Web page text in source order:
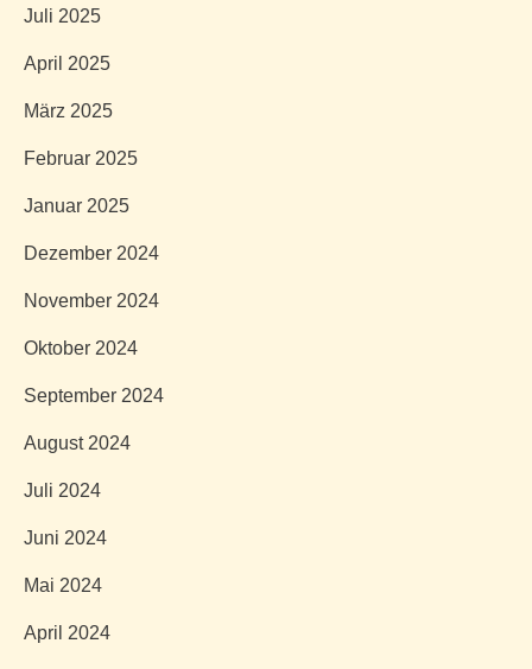
Juli 2025
April 2025
März 2025
Februar 2025
Januar 2025
Dezember 2024
November 2024
Oktober 2024
September 2024
August 2024
Juli 2024
Juni 2024
Mai 2024
April 2024